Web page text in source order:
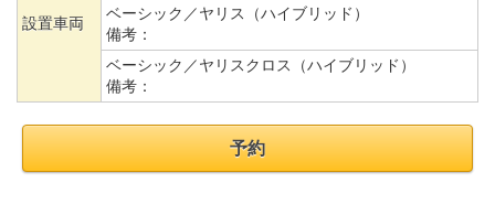
設置車両
ベーシック／ヤリス（ハイブリッド）
備考：
ベーシック／ヤリスクロス（ハイブリッド）
備考：
予約